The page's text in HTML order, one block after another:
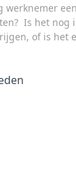
werknemer
Is het
of is het